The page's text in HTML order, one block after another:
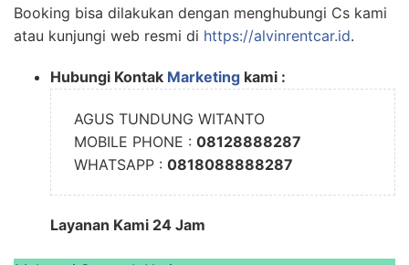
Booking bisa dilakukan dengan menghubungi Cs kami
atau kunjungi web resmi di https://alvinrentcar.id.
Hubungi Kontak Marketing kami :
AGUS TUNDUNG WITANTO
MOBILE PHONE : 08128888287
WHATSAPP : 0818088888287
Layanan Kami 24 Jam